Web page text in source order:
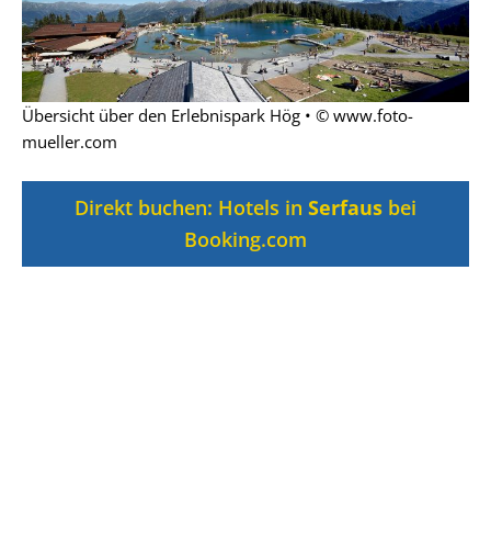
Übersicht über den Erlebnispark Hög • © www.foto-
mueller.com
Direkt buchen: Hotels in Serfaus bei
Booking.com